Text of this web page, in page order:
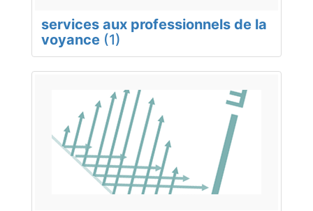
services aux professionnels de la
voyance (1)